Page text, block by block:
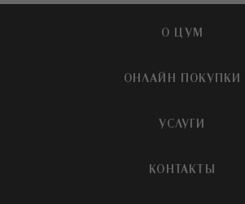
О ЦУМ
О магазине
Бутики и ПВЗ ЦУМ
ОНЛАЙН ПОКУПКИ
Доставка
УСЛУГИ
КОНТАКТЫ